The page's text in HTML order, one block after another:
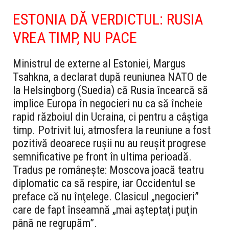
ESTONIA DĂ VERDICTUL: RUSIA
VREA TIMP, NU PACE
Ministrul de externe al Estoniei, Margus
Tsahkna, a declarat după reuniunea NATO de
la Helsingborg (Suedia) că Rusia încearcă să
implice Europa în negocieri nu ca să încheie
rapid războiul din Ucraina, ci pentru a câştiga
timp. Potrivit lui, atmosfera la reuniune a fost
pozitivă deoarece ruşii nu au reuşit progrese
semnificative pe front în ultima perioadă.
Tradus pe româneşte: Moscova joacă teatru
diplomatic ca să respire, iar Occidentul se
preface că nu înţelege. Clasicul „negocieri”
care de fapt înseamnă „mai aşteptaţi puţin
până ne regrupăm”.